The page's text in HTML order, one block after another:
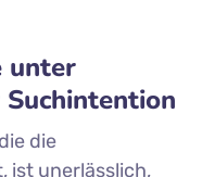
unter
die
ist unerlässlich,